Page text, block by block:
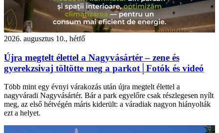
2026. augusztus 10., hétfő
Újra megtelt élettel a Nagyvásártér – zene és
gyerekzsivaj töltötte meg a parkot│Fotók és videó
Több mint egy évnyi várakozás után újra megtelt élettel a
nagyváradi Nagyvásártér. Bár a park egyelőre csak részlegesen nyílt
meg, az első hétvégén máris kiderült: a váradiak nagyon hiányolták
ezt a helyet.